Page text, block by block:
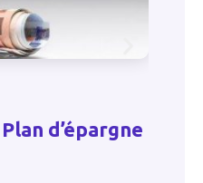
d’épargne